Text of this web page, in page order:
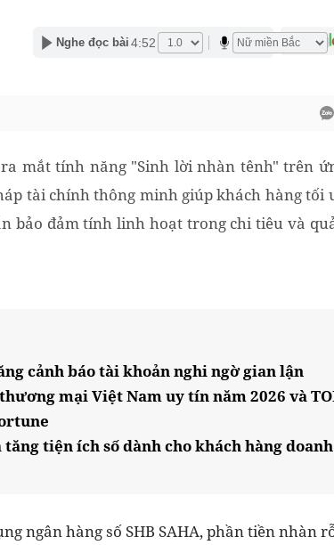
Nghe đọc bài 4:52
ra mắt tính năng "Sinh lời nhàn tênh" trên
tài chính thông minh giúp khách hàng tối
bảo đảm tính linh hoạt trong chi tiêu và
cảnh báo tài khoản nghi ngờ gian lận
mại Việt Nam uy tín năm 2026 và
tiện ích số dành cho khách hàng doanh
ngân hàng số SHB SAHA, phần tiền nhàn